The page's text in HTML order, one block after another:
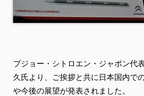
プジョー・シトロエン・ジャポン代
久氏より、ご挨拶と共に日本国内で
や今後の展望が発表されました。